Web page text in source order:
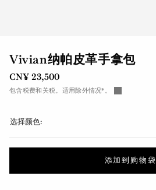
Vivian纳帕皮革手拿包
CN¥ 23,500
包含税费和关税。适用除外情况*。
选择颜色:
添加到购物袋